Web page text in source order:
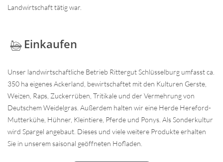
Landwirtschaft tätig war.
Einkaufen
Unser landwirtschaftliche Betrieb Rittergut Schlüsselburg umfasst ca.
350 ha eigenes Ackerland, bewirtschaftet mit den Kulturen Gerste,
Weizen, Raps, Zuckerrüben, Tritikale und der Vermehrung von
Deutschem Weidelgras. Außerdem halten wir eine Herde Hereford-
Mutterkühe, Hühner, Kleintiere, Pferde und Ponys. Als Sonderkultur
wird Spargel angebaut. Dieses und viele weitere Produkte erhalten
Sie in unserem saisonal geöffneten Hofladen.